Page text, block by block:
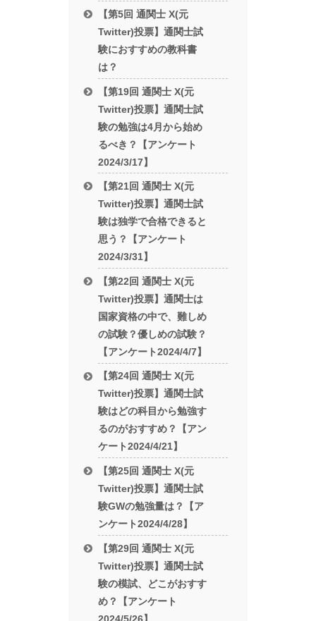
【第5回 通関士 X(元
Twitter)投票】通関士試
験におすすめの教科書
は？
【第19回 通関士 X(元
Twitter)投票】通関士試
験の勉強は4月から始め
るべき？【アンケート
2024/3/17】
【第21回 通関士 X(元
Twitter)投票】通関士試
験は独学で合格できると
思う？【アンケート
2024/3/31】
【第22回 通関士 X(元
Twitter)投票】通関士は
国家資格の中で、難しめ
の試験？優しめの試験？
【アンケート2024/4/7】
【第24回 通関士 X(元
Twitter)投票】通関士試
験はどの科目から勉強す
るのがおすすめ？【アン
ケート2024/4/21】
【第25回 通関士 X(元
Twitter)投票】通関士試
験GWの勉強量は？【ア
ンケート2024/4/28】
【第29回 通関士 X(元
Twitter)投票】通関士試
験の模試、どこがおすす
め？【アンケート
2024/5/26】